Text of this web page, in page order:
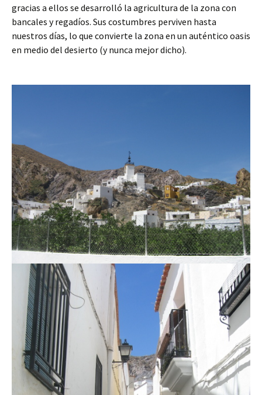
gracias a ellos se desarrolló la agricultura de la zona con
bancales y regadíos. Sus costumbres perviven hasta
nuestros días, lo que convierte la zona en un auténtico oasis
en medio del desierto (y nunca mejor dicho).